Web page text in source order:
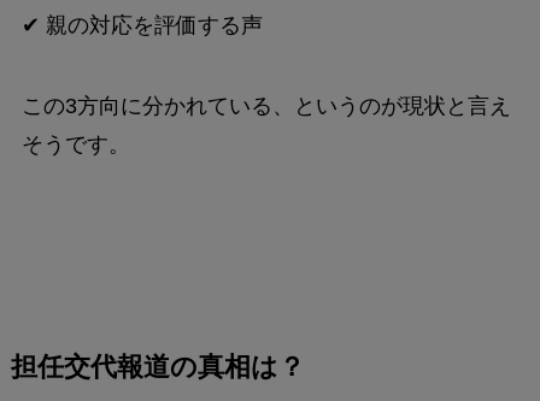
✔ 親の対応を評価する声
この3方向に分かれている、というのが現状と言え
そうです。
担任交代報道の真相は？